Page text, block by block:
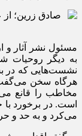
مسئول نشر آثار
به دیگر روحیات
نشست‌هایی که در
هرگاه سخن
مخاطب را قانع
است. در برخورد با
می‌کرد و به حد و